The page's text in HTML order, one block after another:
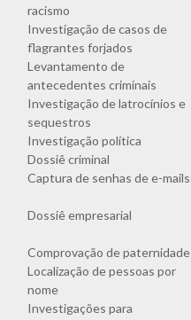
racismo
Investigação de casos de
flagrantes forjados
Levantamento de
antecedentes criminais
Investigação de latrocínios e
sequestros
Investigação política
Dossiê criminal
Captura de senhas de e-mails
Dossiê empresarial
Comprovação de paternidade
Localização de pessoas por
nome
Investigações para